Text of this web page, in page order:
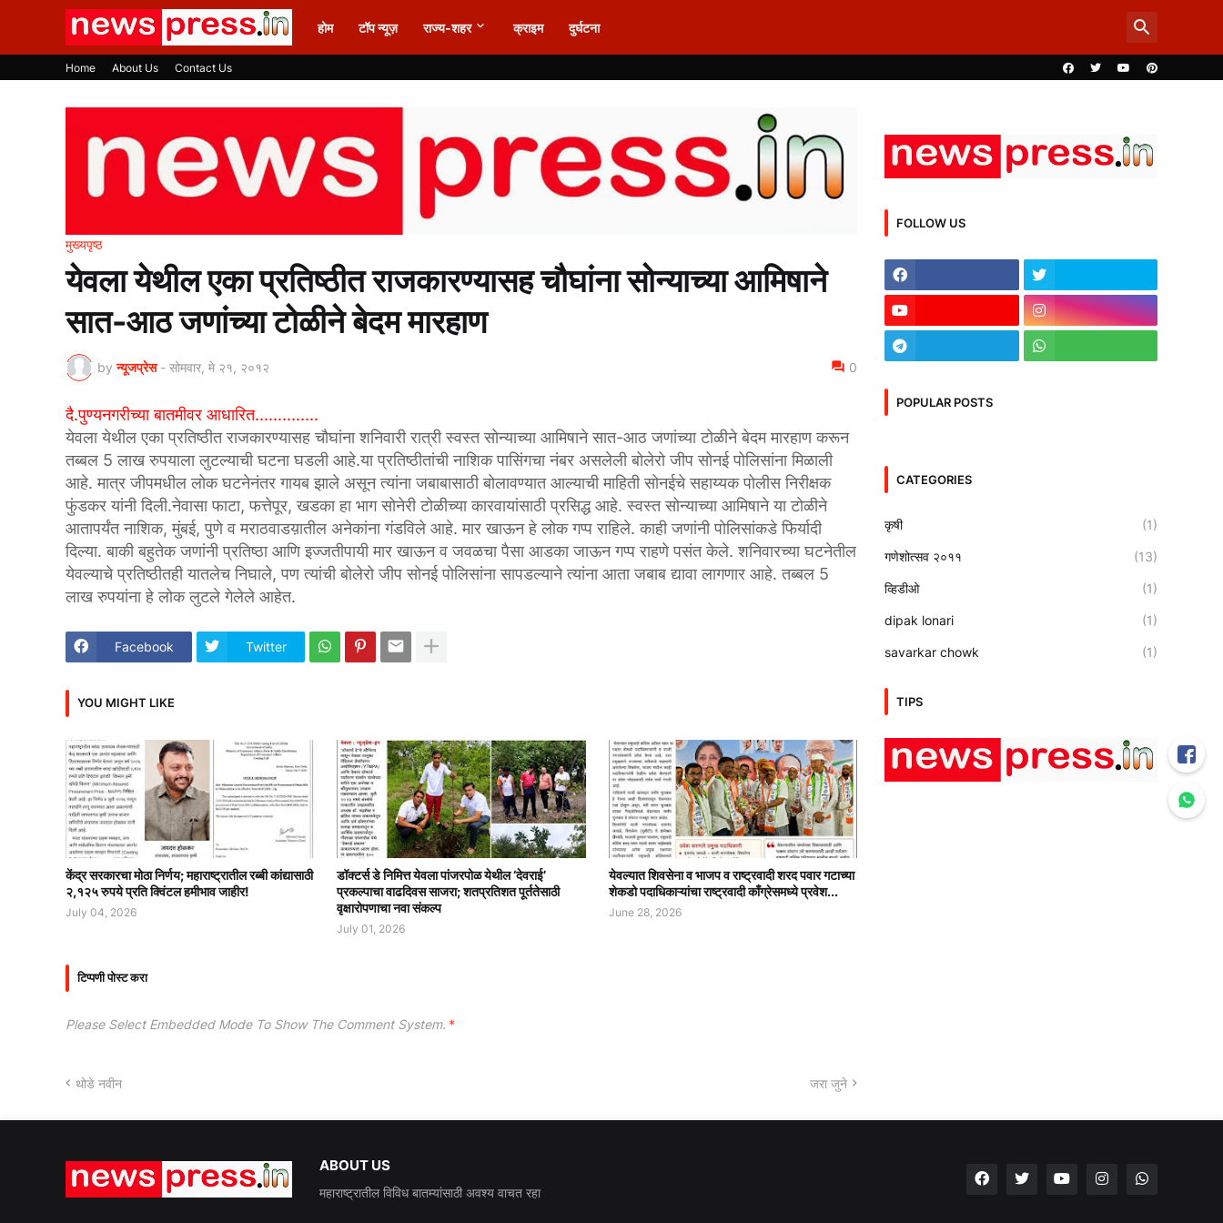
होम टॉप न्यूज़ राज्य-शहर क्राइम दुर्घटना
Home About Us Contact Us
मुख्यपृष्ठ
येवला येथील एका प्रतिष्ठीत राजकारण्यासह चौघांना सोन्याच्या आमिषाने
सात-आठ जणांच्या टोळीने बेदम मारहाण
by न्यूजप्रेस - सोमवार, मे २१, २०१२ 0
दै.पुण्यनगरीच्या बातमीवर आधारित..............
येवला येथील एका प्रतिष्ठीत राजकारण्यासह चौघांना शनिवारी रात्री स्वस्त सोन्याच्या आमिषाने सात-आठ जणांच्या टोळीने बेदम मारहाण करून
तब्बल 5 लाख रुपयाला लुटल्याची घटना घडली आहे.या प्रतिष्ठीतांची नाशिक पासिंगचा नंबर असलेली बोलेरो जीप सोनई पोलिसांना मिळाली
आहे. मात्र जीपमधील लोक घटनेनंतर गायब झाले असून त्यांना जबाबासाठी बोलावण्यात आल्याची माहिती सोनईचे सहाय्यक पोलीस निरीक्षक
फुंडकर यांनी दिली.नेवासा फाटा, फत्तेपूर, खडका हा भाग सोनेरी टोळीच्या कारवायांसाठी प्रसिद्ध आहे. स्वस्त सोन्याच्या आमिषाने या टोळीने
आतापर्यंत नाशिक, मुंबई, पुणे व मराठवाडय़ातील अनेकांना गंडविले आहे. मार खाऊन हे लोक गप्प राहिले. काही जणांनी पोलिसांकडे फिर्यादी
दिल्या. बाकी बहुतेक जणांनी प्रतिष्ठा आणि इज्जतीपायी मार खाऊन व जवळचा पैसा आडका जाऊन गप्प राहणे पसंत केले. शनिवारच्या घटनेतील
येवल्याचे प्रतिष्ठीतही यातलेच निघाले, पण त्यांची बोलेरो जीप सोनई पोलिसांना सापडल्याने त्यांना आता जबाब द्यावा लागणार आहे. तब्बल 5
लाख रुपयांना हे लोक लुटले गेलेले आहेत.
Facebook Twitter
YOU MIGHT LIKE
केंद्र सरकारचा मोठा निर्णय; महाराष्ट्रातील रब्बी कांद्यासाठी
२,१२५ रुपये प्रति क्विंटल हमीभाव जाहीर!
July 04, 2026
डॉक्टर्स डे निमित्त येवला पांजरपोळ येथील ‘देवराई’
प्रकल्पाचा वाढदिवस साजरा; शतप्रतिशत पूर्ततेसाठी
वृक्षारोपणाचा नवा संकल्प
July 01, 2026
येवल्यात शिवसेना व भाजप व राष्ट्रवादी शरद पवार गटाच्या
शेकडो पदाधिकाऱ्यांचा राष्ट्रवादी काँग्रेसमध्ये प्रवेश...
June 28, 2026
टिप्पणी पोस्ट करा
Please Select Embedded Mode To Show The Comment System. *
थोडे नवीन जरा जुने
FOLLOW US
POPULAR POSTS
CATEGORIES
कृषी (1)
गणेशोत्सव २०११ (13)
व्हिडीओ (1)
dipak lonari (1)
savarkar chowk (1)
TIPS
ABOUT US
महाराष्ट्रातील विविध बातम्यांसाठी अवश्य वाचत रहा